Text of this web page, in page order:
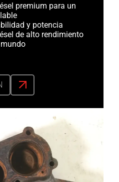
premium para un
y potencia
de alto rendimiento